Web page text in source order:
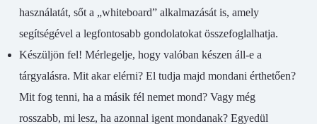
használatát, sőt a „whiteboard” alkalmazását is, amely
segítségével a legfontosabb gondolatokat összefoglalhatja.
Készüljön fel! Mérlegelje, hogy valóban készen áll-e a
tárgyalásra. Mit akar elérni? El tudja majd mondani érthetően?
Mit fog tenni, ha a másik fél nemet mond? Vagy még
rosszabb, mi lesz, ha azonnal igent mondanak? Egyedül